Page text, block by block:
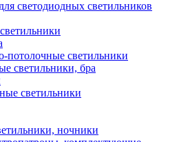
светодиодных светильников
потолочные светильники
светильники, бра
светильники
ночники